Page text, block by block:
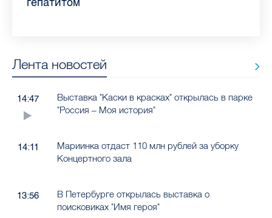
Лента новостей
14:47
Выставка "Каски в красках" открылась в парке
"Россия – Моя история"
14:11
Мариинка отдаст 110 млн рублей за уборку
Концертного зала
13:56
В Петербурге открылась выставка о
поисковиках "Имя героя"